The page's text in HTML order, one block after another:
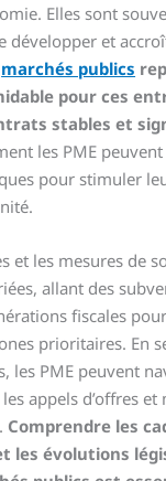
Elles sont
développer et
marchés publics
pour ces
stables et
les PME
pour stimuler
et les mesures de
allant des
fiscales
prioritaires. En
les PME peuvent
appels d’offres
Comprendre les
les évolutions